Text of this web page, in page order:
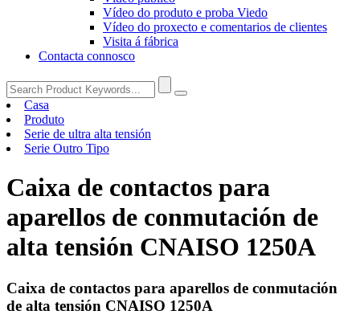
Vídeo do produto e proba Viedo
Vídeo do proxecto e comentarios de clientes
Visita á fábrica
Contacta connosco
Casa
Produto
Serie de ultra alta tensión
Serie Outro Tipo
Caixa de contactos para
aparellos de conmutación de
alta tensión CNAISO 1250A
Caixa de contactos para aparellos de conmutación
de alta tensión CNAISO 1250A